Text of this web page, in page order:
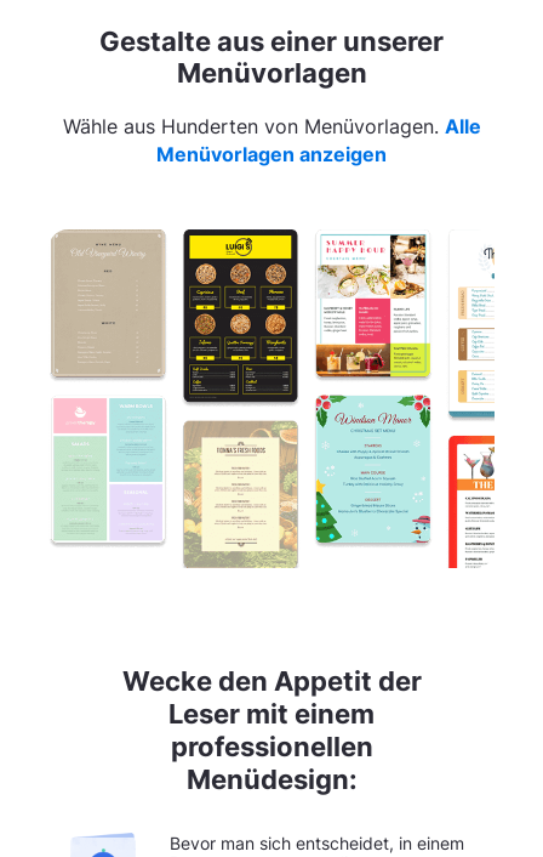
Gestalte aus einer unserer
Menüvorlagen
Wähle aus Hunderten von Menüvorlagen. Alle
Menüvorlagen anzeigen
Wecke den Appetit der
Leser mit einem
professionellen
Menüdesign:
Bevor man sich entscheidet, in einem